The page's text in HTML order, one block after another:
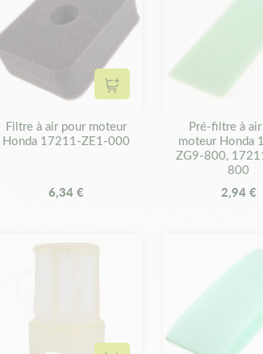
Ajouter au panier
Filtre à air pour moteur
Honda 17211-ZE1-000
6,34 €
Pré-filtre à
moteur Honda
ZG9-800,
800
2,94 €